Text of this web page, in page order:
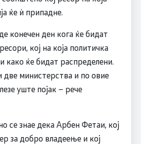
ќе ѝ припадне.
конечен ден кога ќе бидат
кој на која политичка
како ќе бидат распределени.
министерства и по овие
уште појак – рече
се знае дека Арбен Фетаи, кој
за добро владеење и кој